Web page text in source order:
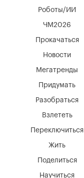
Мегатренды
Придумать
Разобраться
Взлететь
Новости
Переключиться
Жить
Поделиться
Научиться
Роботы/ИИ
ЧМ2026
Прокачаться